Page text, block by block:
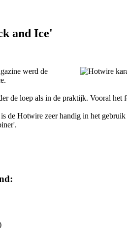
and Ice'
werd de
de loep als in de praktijk. Vooral
de Hotwire zeer handig in het